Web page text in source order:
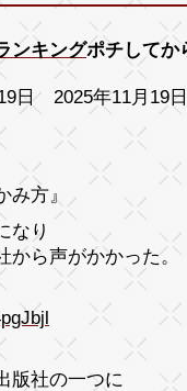
ンキングポチしてか
日 2025年11月19日
み方』
なり
から声がかかった。
版社の一つに